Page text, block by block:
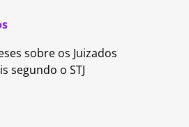
sobre os Juizados
segundo o STJ